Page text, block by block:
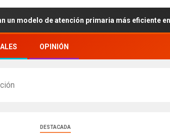
de atención primaria más eficiente en Cibao
OPINIÓN
DESTACADA